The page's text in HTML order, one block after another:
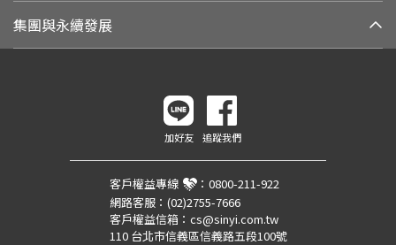
集團與永續發展
加好友 追蹤我們
客戶權益專線 ： 0800-211-922
網路客服： (02)2755-7666
客戶權益信箱： cs@sinyi.com.tw
110 台北市信義區信義路五段100號